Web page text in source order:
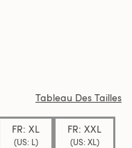
Tableau Des Tailles
FR: XL
(US: L)
FR: XXL
(US: XL)